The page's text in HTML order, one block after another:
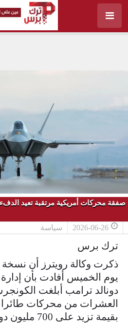
صفقة محركات أمريكية مرتقبة تعيد
2026-06-26 سياسة
ترك برس
ذكرت وكالة رويترز أن
يوم الخميس أفادت بأن
دونالد ترامب أبلغت
العشرات من محركات طائرات
بقيمة تزيد على ​700 مليون دولار.